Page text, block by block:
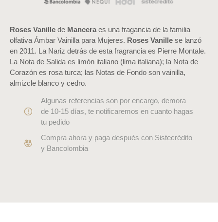
Roses Vanille de Mancera es una fragancia de la familia
olfativa Ámbar Vainilla para Mujeres. Roses Vanille se lanzó
en 2011. La Nariz detrás de esta fragrancia es Pierre Montale.
La Nota de Salida es limón italiano (lima italiana); la Nota de
Corazón es rosa turca; las Notas de Fondo son vainilla,
almizcle blanco y cedro.
Algunas referencias son por encargo, demora
de 10-15 días, te notificaremos en cuanto hagas
tu pedido
Compra ahora y paga después con Sistecrédito
y Bancolombia